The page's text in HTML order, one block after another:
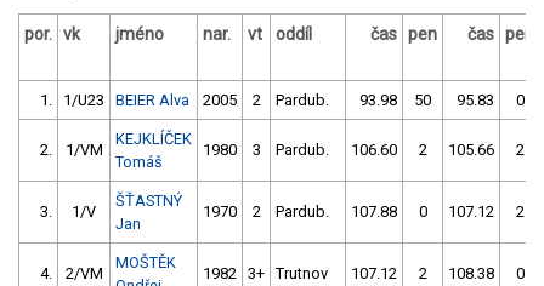
por. vk jméno nar. vt oddíl čas pen čas pen
1. 1/U23 BEIER Alva 2005 2 Pardub. 93.98 50 95.83 0
2. 1/VM
KEJKLÍČEK
Tomáš
1980 3 Pardub. 106.60 2 105.66 2
3. 1/V
ŠŤASTNÝ
Jan
1970 2 Pardub. 107.88 0 107.12 2
4. 2/VM
MOŠTĚK
1982 3+ Trutnov 107.12 2 108.38 0